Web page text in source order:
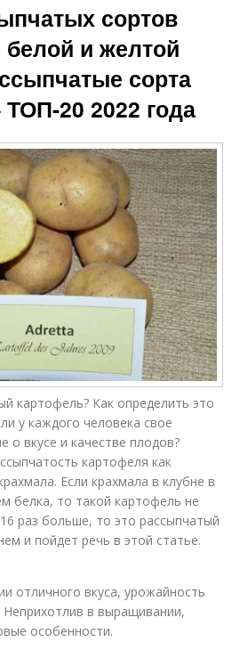
сортов
и желтой
сорта
20 2022 года
картофель? Как определить это
у каждого человека свое
о вкусе и качестве плодов?
картофеля как
Если крахмала в клубне в
белка, то такой картофель не
раз больше, то это рассыпчатый
и пойдет речь в этой статье.
отличного вкуса, урожайность
Неприхотлив в выращивании,
особенности.